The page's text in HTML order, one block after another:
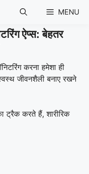
MENU
ऐप्स: बेहतर
करना हमेशा ही
जीवनशैली बनाए रखने
ट्रैक करते हैं, शारीरिक